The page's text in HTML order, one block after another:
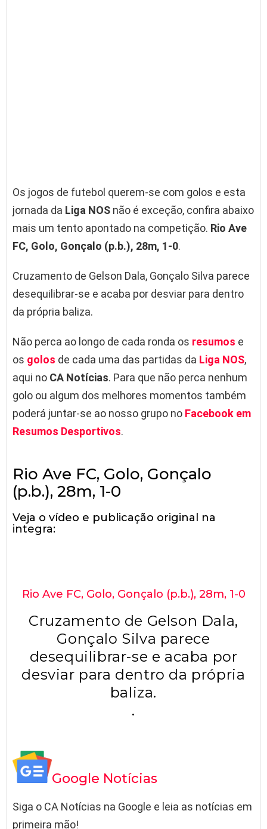
Os jogos de futebol querem-se com golos e esta
jornada da Liga NOS não é exceção, confira abaixo
mais um tento apontado na competição. Rio Ave
FC, Golo, Gonçalo (p.b.), 28m, 1-0.
Cruzamento de Gelson Dala, Gonçalo Silva parece
desequilibrar-se e acaba por desviar para dentro
da própria baliza.
Não perca ao longo de cada ronda os resumos e
os golos de cada uma das partidas da Liga NOS,
aqui no CA Notícias. Para que não perca nenhum
golo ou algum dos melhores momentos também
poderá juntar-se ao nosso grupo no Facebook em
Resumos Desportivos.
Rio Ave FC, Golo, Gonçalo
(p.b.), 28m, 1-0
Veja o vídeo e publicação original na
integra:
Rio Ave FC, Golo, Gonçalo (p.b.), 28m, 1-0
Cruzamento de Gelson Dala,
Gonçalo Silva parece
desequilibrar-se e acaba por
desviar para dentro da própria
baliza.
.
Google Notícias
Siga o CA Notícias na Google e leia as notícias em
primeira mão!